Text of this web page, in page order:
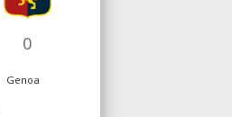
0
Genoa